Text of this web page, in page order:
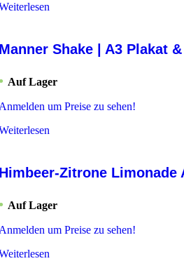
Shake | A3 Plakat
Auf Lager
um Preise zu sehen!
Zitrone Limonade
Auf Lager
um Preise zu sehen!